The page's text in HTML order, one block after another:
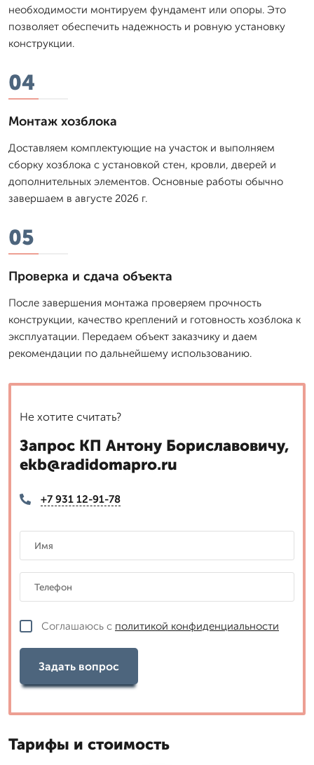
необходимости монтируем фундамент или опоры. Это
позволяет обеспечить надежность и ровную установку
конструкции.
04
Монтаж хозблока
Доставляем комплектующие на участок и выполняем
сборку хозблока с установкой стен, кровли, дверей и
дополнительных элементов. Основные работы обычно
завершаем в августе 2026 г.
05
Проверка и сдача объекта
После завершения монтажа проверяем прочность
конструкции, качество креплений и готовность хозблока к
эксплуатации. Передаем объект заказчику и даем
рекомендации по дальнейшему использованию.
Не хотите считать?
Запрос КП Антону Бориславовичу,
ekb@radidomapro.ru
+7 931 12-91-78
Соглашаюсь с политикой конфиденциальности
Задать вопрос
Тарифы и стоимость